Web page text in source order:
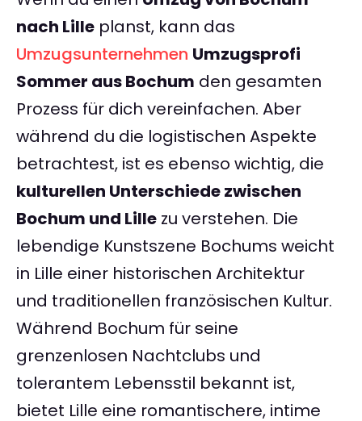
nach Lille planst, kann das
Umzugsunternehmen Umzugsprofi
Sommer aus Bochum den gesamten
Prozess für dich vereinfachen. Aber
während du die logistischen Aspekte
betrachtest, ist es ebenso wichtig, die
kulturellen Unterschiede zwischen
Bochum und Lille zu verstehen. Die
lebendige Kunstszene Bochums weicht
in Lille einer historischen Architektur
und traditionellen französischen Kultur.
Während Bochum für seine
grenzenlosen Nachtclubs und
tolerantem Lebensstil bekannt ist,
bietet Lille eine romantischere, intime